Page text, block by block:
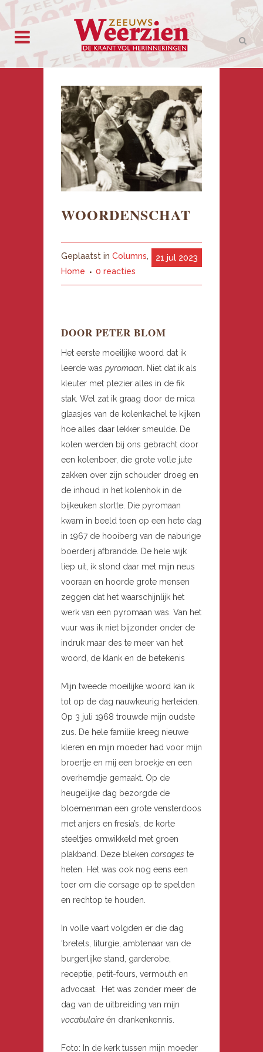
WOORDENSCHAT
21 jul 2023
Geplaatst in Columns,
Home
0 reacties
DOOR PETER BLOM
Het eerste moeilijke woord dat ik
leerde was pyromaan . Niet dat ik als
kleuter met plezier alles in de fik
stak. Wel zat ik graag door de mica
glaasjes van de kolenkachel te kijken
hoe alles daar lekker smeulde. De
kolen werden bij ons gebracht door
een kolenboer, die grote volle jute
zakken over zijn schouder droeg en
de inhoud in het kolenhok in de
bijkeuken stortte. Die pyromaan
kwam in beeld toen op een hete dag
in 1967 de hooiberg van de naburige
boerderij afbrandde. De hele wijk
liep uit, ik stond daar met mijn neus
vooraan en hoorde grote mensen
zeggen dat het waarschijnlijk het
werk van een pyromaan was. Van het
vuur was ik niet bijzonder onder de
indruk maar des te meer van het
woord, de klank en de betekenis
Mijn tweede moeilijke woord kan ik
tot op de dag nauwkeurig herleiden.
Op 3 juli 1968 trouwde mijn oudste
zus. De hele familie kreeg nieuwe
kleren en mijn moeder had voor mijn
broertje en mij een broekje en een
overhemdje gemaakt. Op de
heugelijke dag bezorgde de
bloemenman een grote vensterdoos
met anjers en fresia’s, de korte
steeltjes omwikkeld met groen
plakband. Deze bleken corsages te
heten. Het was ook nog eens een
toer om die corsage op te spelden
en rechtop te houden.
In volle vaart volgden er die dag
‘bretels, liturgie, ambtenaar van de
burgerlijke stand, garderobe,
receptie, petit-fours, vermouth en
advocaat. Het was zonder meer de
dag van de uitbreiding van mijn
vocabulaire én drankenkennis.
Foto: In de kerk tussen mijn moeder